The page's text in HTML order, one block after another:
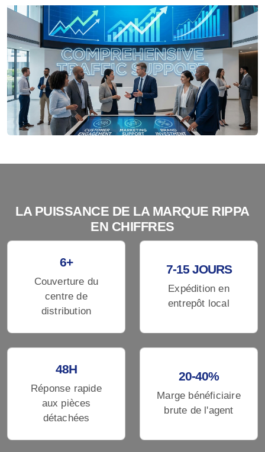
LA PUISSANCE DE LA MARQUE RIPPA
EN CHIFFRES
6+
Couverture du
centre de
distribution
7-15 JOURS
Expédition en
entrepôt local
48H
Réponse rapide
aux pièces
détachées
20-40%
Marge bénéficiaire
brute de l'agent